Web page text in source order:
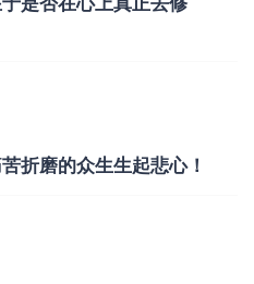
折磨的众生生起悲心！